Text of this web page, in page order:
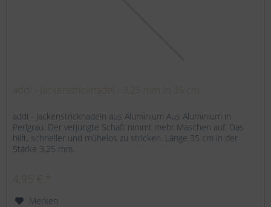
addi - Jackenstricknadeln aus Aluminium Aus Aluminium in
Perlgrau. Der verjüngte Schaft nimmt mehr Maschen auf. Das
hilft, schneller und mühelos zu stricken. Länge 35 cm in der
Stärke 3,25 mm.
Merken